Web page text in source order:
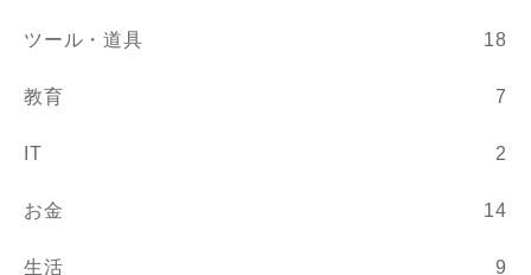
ツール・道具 18
教育 7
IT 2
お金 14
生活 9